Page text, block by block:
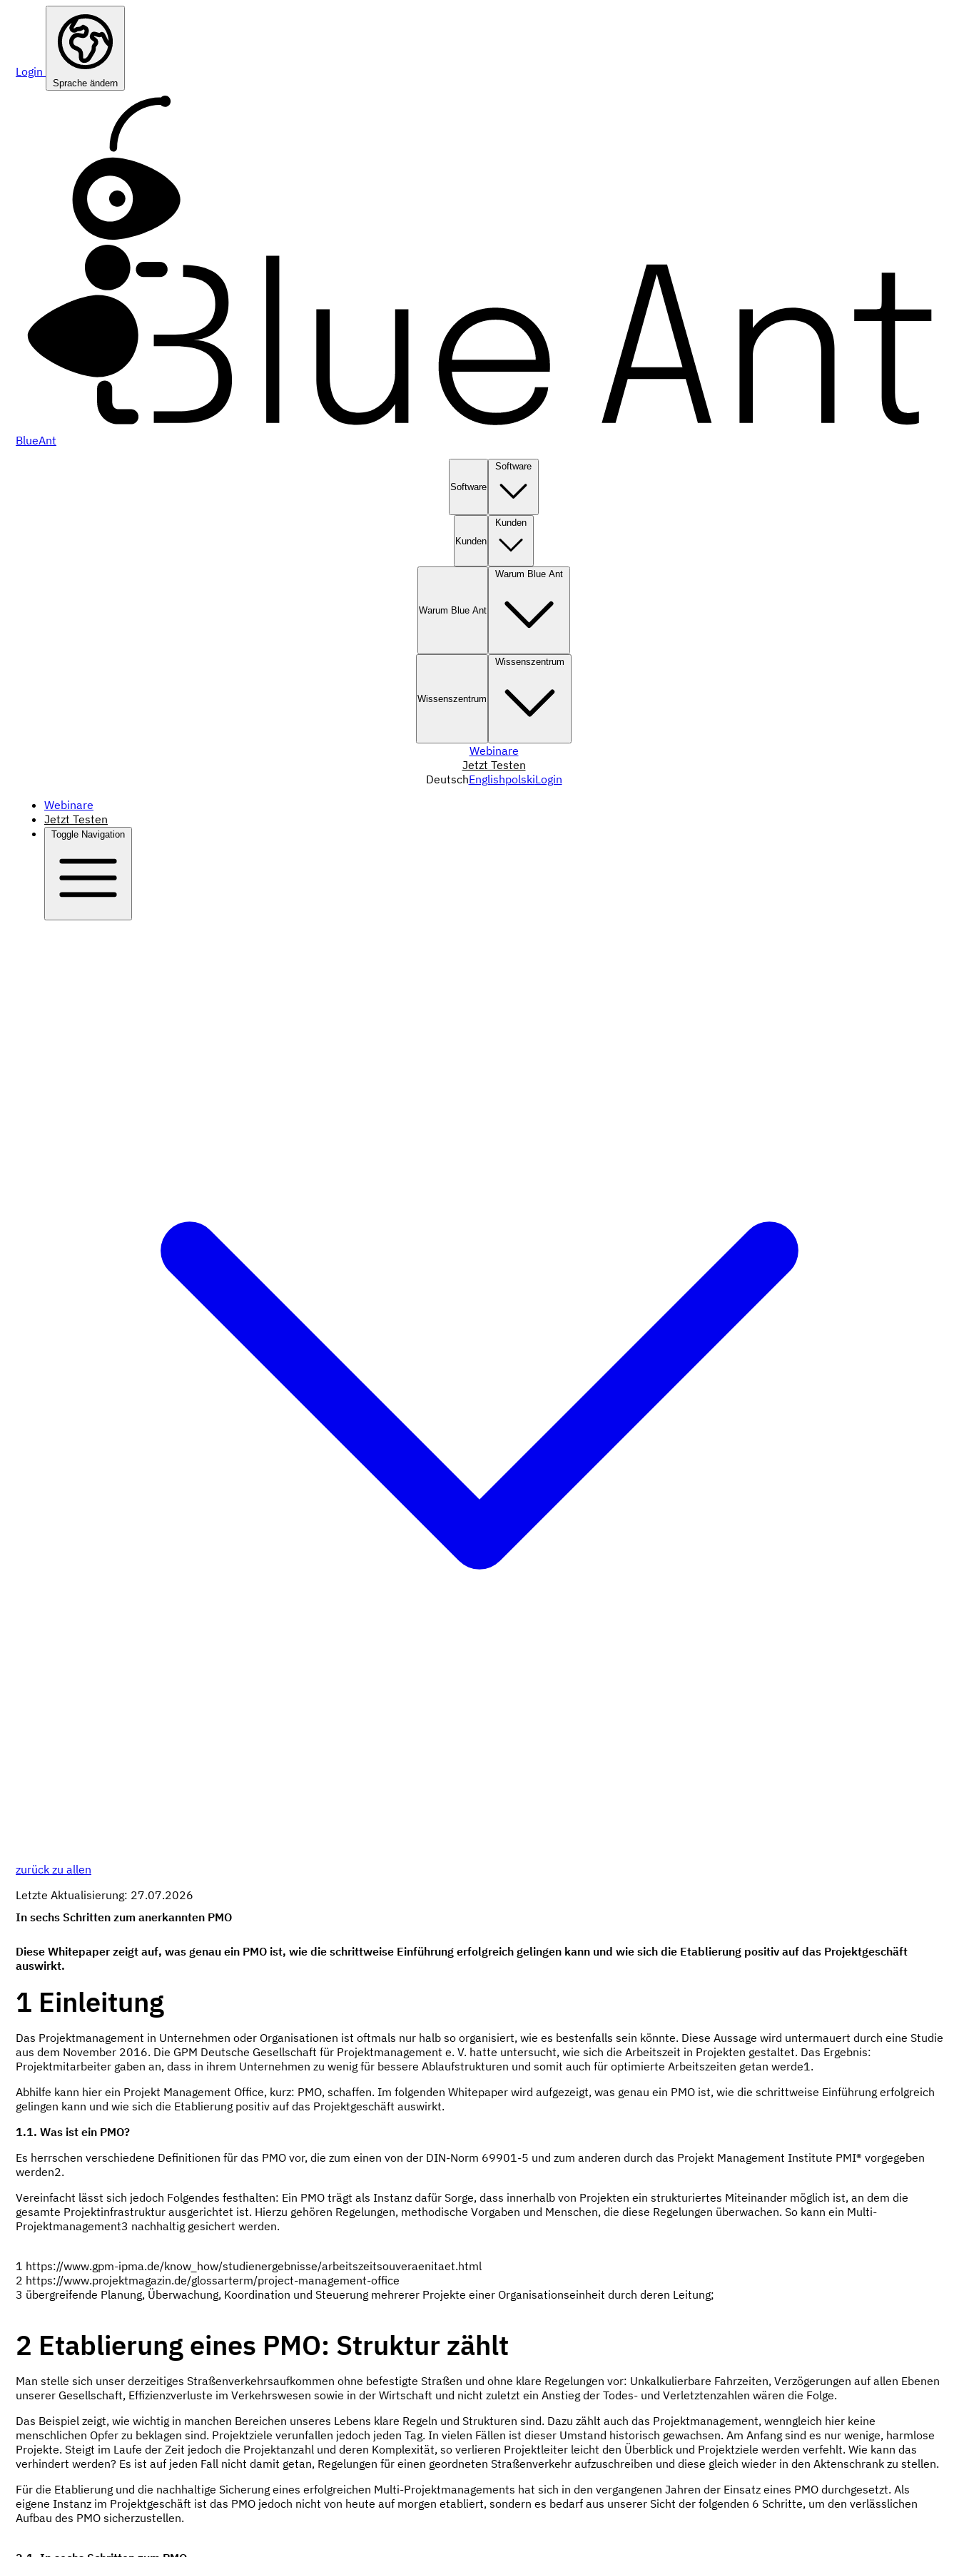
Login
Sprache ändern
BlueAnt
Software
Software
Kunden
Kunden
Warum Blue Ant
Warum Blue Ant
Wissenszentrum
Wissenszentrum
Webinare
Jetzt Testen
DeutschEnglishpolskiLogin
Webinare
Jetzt Testen
Toggle Navigation
zurück zu allen
Letzte Aktualisierung: 27.07.2026
In sechs Schritten zum anerkannten PMO
Diese Whitepaper zeigt auf, was genau ein PMO ist, wie die schrittweise Einführung erfolgreich gelingen kann und wie sich die Etablierung positiv auf das Projektgeschäft
auswirkt.
1 Einleitung
Das Projektmanagement in Unternehmen oder Organisationen ist oftmals nur halb so organisiert, wie es bestenfalls sein könnte. Diese Aussage wird untermauert durch eine Studie
aus dem November 2016. Die GPM Deutsche Gesellschaft für Projektmanagement e. V. hatte untersucht, wie sich die Arbeitszeit in Projekten gestaltet. Das Ergebnis:
Projektmitarbeiter gaben an, dass in ihrem Unternehmen zu wenig für bessere Ablaufstrukturen und somit auch für optimierte Arbeitszeiten getan werde1.
Abhilfe kann hier ein Projekt Management Office, kurz: PMO, schaffen. Im folgenden Whitepaper wird aufgezeigt, was genau ein PMO ist, wie die schrittweise Einführung erfolgreich
gelingen kann und wie sich die Etablierung positiv auf das Projektgeschäft auswirkt.
1.1. Was ist ein PMO?
Es herrschen verschiedene Definitionen für das PMO vor, die zum einen von der DIN-Norm 69901-5 und zum anderen durch das Projekt Management Institute PMI® vorgegeben
werden2.
Vereinfacht lässt sich jedoch Folgendes festhalten: Ein PMO trägt als Instanz dafür Sorge, dass innerhalb von Projekten ein strukturiertes Miteinander möglich ist, an dem die
gesamte Projektinfrastruktur ausgerichtet ist. Hierzu gehören Regelungen, methodische Vorgaben und Menschen, die diese Regelungen überwachen. So kann ein Multi-
Projektmanagement3 nachhaltig gesichert werden.
1 https://www.gpm-ipma.de/know_how/studienergebnisse/arbeitszeitsouveraenitaet.html
2 https://www.projektmagazin.de/glossarterm/project-management-office
3 übergreifende Planung, Überwachung, Koordination und Steuerung mehrerer Projekte einer Organisationseinheit durch deren Leitung;
2 Etablierung eines PMO: Struktur zählt
Man stelle sich unser derzeitiges Straßenverkehrsaufkommen ohne befestigte Straßen und ohne klare Regelungen vor: Unkalkulierbare Fahrzeiten, Verzögerungen auf allen Ebenen
unserer Gesellschaft, Effizienzverluste im Verkehrswesen sowie in der Wirtschaft und nicht zuletzt ein Anstieg der Todes- und Verletztenzahlen wären die Folge.
Das Beispiel zeigt, wie wichtig in manchen Bereichen unseres Lebens klare Regeln und Strukturen sind. Dazu zählt auch das Projektmanagement, wenngleich hier keine
menschlichen Opfer zu beklagen sind. Projektziele verunfallen jedoch jeden Tag. In vielen Fällen ist dieser Umstand historisch gewachsen. Am Anfang sind es nur wenige, harmlose
Projekte. Steigt im Laufe der Zeit jedoch die Projektanzahl und deren Komplexität, so verlieren Projektleiter leicht den Überblick und Projektziele werden verfehlt. Wie kann das
verhindert werden? Es ist auf jeden Fall nicht damit getan, Regelungen für einen geordneten Straßenverkehr aufzuschreiben und diese gleich wieder in den Aktenschrank zu stellen.
Für die Etablierung und die nachhaltige Sicherung eines erfolgreichen Multi-Projektmanagements hat sich in den vergangenen Jahren der Einsatz eines PMO durchgesetzt. Als
eigene Instanz im Projektgeschäft ist das PMO jedoch nicht von heute auf morgen etabliert, sondern es bedarf aus unserer Sicht der folgenden 6 Schritte, um den verlässlichen
Aufbau des PMO sicherzustellen.